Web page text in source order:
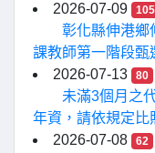
2026-07-09
105
彰化縣伸港鄉
課教師第一階段甄
2026-07-13
80
未滿3個月之
年資，請依規定比
2026-07-08
62